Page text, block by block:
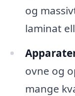
og
laminat
ovne og
mange